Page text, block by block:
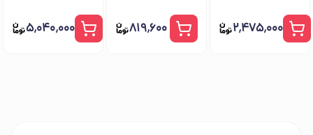
۲٬۴۷۵٬۰۰۰ ۸۱۹٬۶۰۰ ۵٬۰۴۰٬۰۰۰